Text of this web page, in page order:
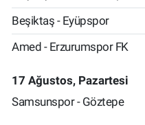
Beşiktaş - Eyüpspor
Amed - Erzurumspor FK
17 Ağustos, Pazartesi
Samsunspor - Göztepe